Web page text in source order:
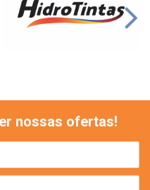
nossas ofertas!